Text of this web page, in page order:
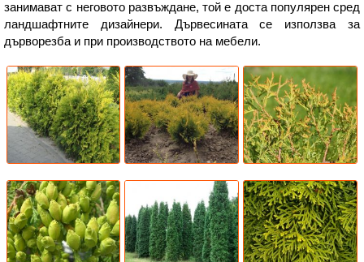
занимават с неговото развъждане, той е доста популярен сред
ландшафтните дизайнери. Дървесината се използва за
дърворезба и при производството на мебели.